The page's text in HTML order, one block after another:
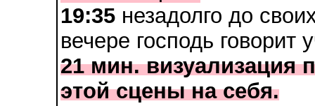
19:35 незадолго до
вечере господь говорит
21 мин. визуализация
этой сцены на себя.